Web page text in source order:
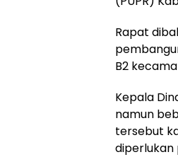
Rapat
B2
Kepala
namun
tersebut
diperlukan